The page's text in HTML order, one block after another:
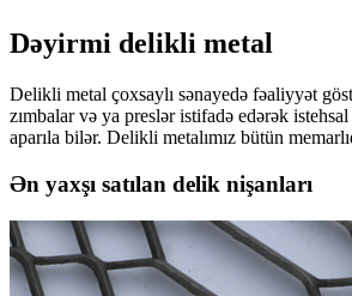
Dəyirmi delikli metal
Delikli metal çoxsaylı sənayedə fəaliyyət
zımbalar və ya preslər istifadə edərək
aparıla bilər. Delikli metalımız bütün
Ən yaxşı satılan delik nişanları